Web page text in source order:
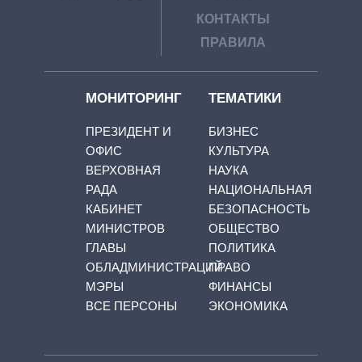
КОНТАКТЫ
ПРАВИЛА
МОНИТОРИНГ
ПРЕЗИДЕНТ И
ОФИС
ВЕРХОВНАЯ
РАДА
КАБИНЕТ
МИНИСТРОВ
ГЛАВЫ
ОБЛАДМИНИСТРАЦИЙ
МЭРЫ
ВСЕ ПЕРСОНЫ
ТЕМАТИКИ
БИЗНЕС
КУЛЬТУРА
НАУКА
НАЦИОНАЛЬНАЯ
БЕЗОПАСНОСТЬ
ОБЩЕСТВО
ПОЛИТИКА
ПРАВО
ФИНАНСЫ
ЭКОНОМИКА